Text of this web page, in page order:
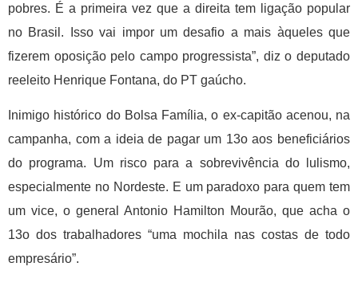
pobres. É a primeira vez que a direita tem ligação popular
no Brasil. Isso vai impor um desafio a mais àqueles que
fizerem oposição pelo campo progressista”, diz o deputado
reeleito Henrique Fontana, do PT gaúcho.
Inimigo histórico do Bolsa Família, o ex-capitão acenou, na
campanha, com a ideia de pagar um 13o aos beneficiários
do programa. Um risco para a sobrevivência do lulismo,
especialmente no Nordeste. E um paradoxo para quem tem
um vice, o general Antonio Hamilton Mourão, que acha o
13o dos trabalhadores “uma mochila nas costas de todo
empresário”.